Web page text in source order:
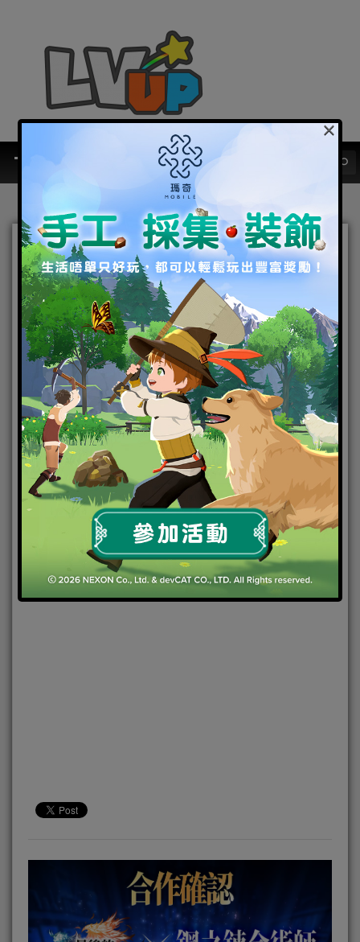
《最後的克勞迪亞》x「鋼
之鍊金術師
BROTHERHOOD」聯動正
式公開! 搶先釋出聯動專屬角
色與聖物介紹！
2022-05-08|Android,IOS,手機遊戲,焦點新聞
×